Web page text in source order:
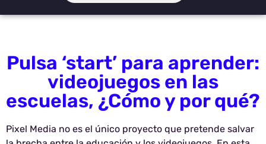
Pulsa ‘start’ para aprender:
videojuegos en las
escuelas, ¿Cómo y por qué?
Pixel Media no es el único proyecto que pretende salvar